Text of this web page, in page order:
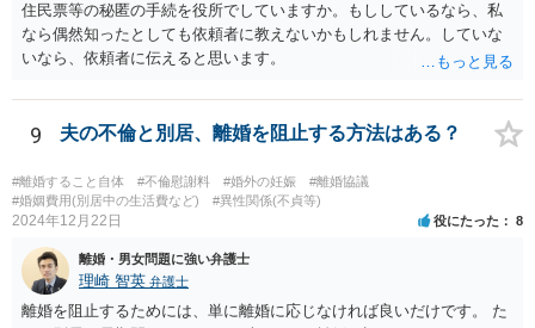
住民票等の秘匿の手続を役所でしていますか。もししているなら、私
なら偶然知ったとしても依頼者に教えないかもしれません。していな
いなら、依頼者に伝えると思います。
9 夫の不倫と別居、離婚を阻止する方法はある？
#離婚すること自体 #不倫慰謝料 #婚外の妊娠
#離婚協議
#婚姻費用(別居中の生活費など)
#異性関係(不貞等)
2024年12月22日 役にたった 8
離婚・男女問題に強い弁護士
理崎 智英 弁護士
離婚を阻止するためには、単に離婚に応じなければ良いだけです。 た